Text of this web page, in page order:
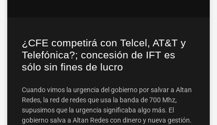
¿CFE competirá con Telcel, AT&T y
Telefónica?; concesión de IFT es
sólo sin fines de lucro
Cuando vimos la urgencia del gobierno por salvar a Altan
Redes, la red de redes que usa la banda de 700 Mhz,
supusimos que la urgencia significaba algo más. El
gobierno salva a Altan Redes con dinero y nueva gestión.